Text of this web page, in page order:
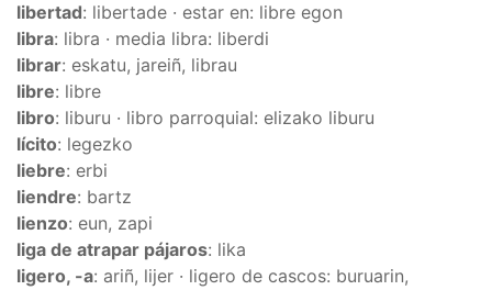
libertad: libertade · estar en: libre egon
libra: libra · media libra: liberdi
librar: eskatu, jareiñ, librau
libre: libre
libro: liburu · libro parroquial: elizako liburu
lícito: legezko
liebre: erbi
liendre: bartz
lienzo: eun, zapi
liga de atrapar pájaros: lika
ligero, -a: ariñ, lijer · ligero de cascos: buruarin,